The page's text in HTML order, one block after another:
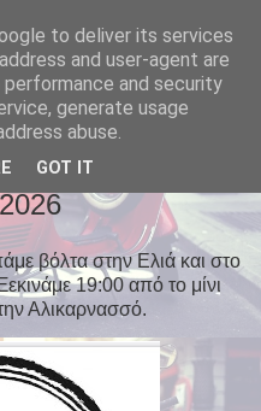
βόλτα στην Ελιά και στο
19:00 από το μίνι
Αλικαρνασσό.
to deliver its services
and user-agent are
and security
generate usage
abuse.
GOT IT